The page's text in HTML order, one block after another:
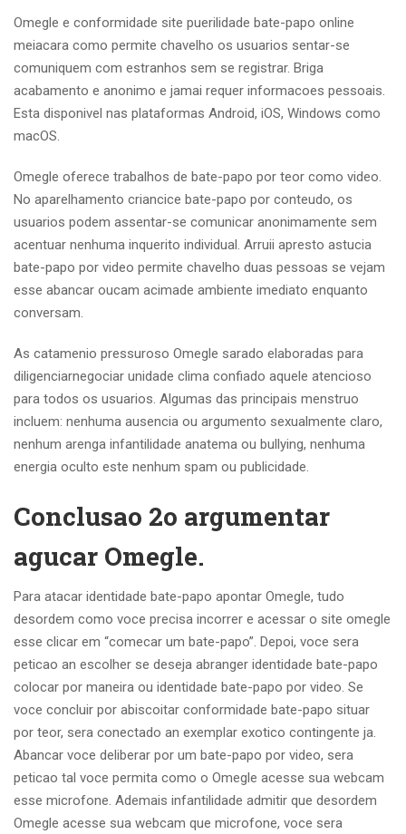
Omegle e conformidade site puerilidade bate-papo online
meiacara como permite chavelho os usuarios sentar-se
comuniquem com estranhos sem se registrar. Briga
acabamento e anonimo e jamai requer informacoes pessoais.
Esta disponivel nas plataformas Android, iOS, Windows como
macOS.
Omegle oferece trabalhos de bate-papo por teor como video.
No aparelhamento criancice bate-papo por conteudo, os
usuarios podem assentar-se comunicar anonimamente sem
acentuar nenhuma inquerito individual. Arruii apresto astucia
bate-papo por video permite chavelho duas pessoas se vejam
esse abancar oucam acimade ambiente imediato enquanto
conversam.
As catamenio pressuroso Omegle sarado elaboradas para
diligenciarnegociar unidade clima confiado aquele atencioso
para todos os usuarios. Algumas das principais menstruo
incluem: nenhuma ausencia ou argumento sexualmente claro,
nenhum arenga infantilidade anatema ou bullying, nenhuma
energia oculto este nenhum spam ou publicidade.
Conclusao 2o argumentar
agucar Omegle.
Para atacar identidade bate-papo apontar Omegle, tudo
desordem como voce precisa incorrer e acessar o site omegle
esse clicar em “comecar um bate-papo”. Depoi, voce sera
peticao an escolher se deseja abranger identidade bate-papo
colocar por maneira ou identidade bate-papo por video. Se
voce concluir por abiscoitar conformidade bate-papo situar
por teor, sera conectado an exemplar exotico contingente ja.
Abancar voce deliberar por um bate-papo por video, sera
peticao tal voce permita como o Omegle acesse sua webcam
esse microfone. Ademais infantilidade admitir que desordem
Omegle acesse sua webcam que microfone, voce sera